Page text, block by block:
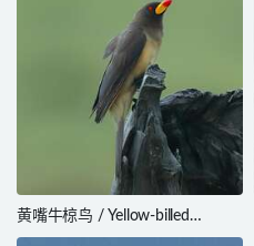
黄嘴牛椋鸟 / Yellow-billed
Oxpecker / Buphagus africanus